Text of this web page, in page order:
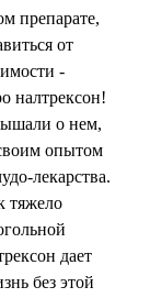
препарате,
от
-
налтрексон!
о нем,
опытом
лекарства.
тяжело
дает
без этой